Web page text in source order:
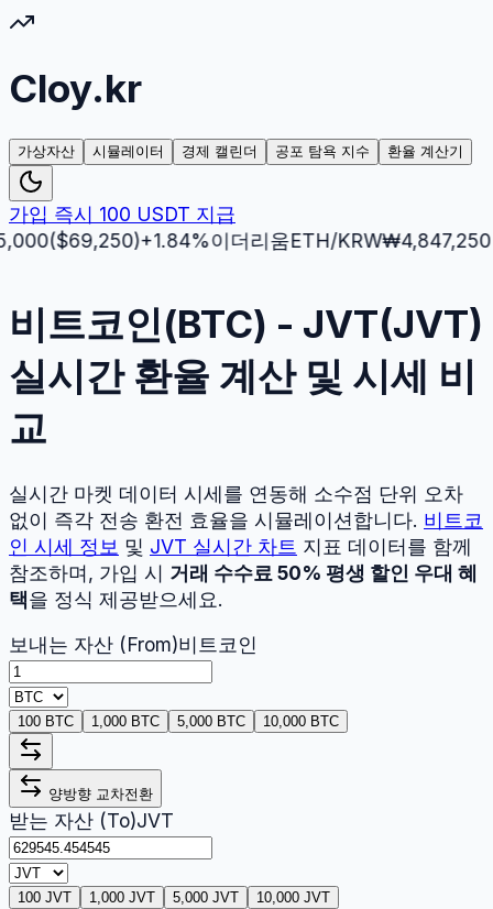
Cloy.kr
가상자산 시뮬레이터 경제 캘린더 공포 탐욕 지수 환율 계산기
가입 즉시 100 USDT 지급
($69,250)+1.84%이더리움ETH/KRW₩4,847,250($
비트코인(BTC) - JVT(JVT)
실시간 환율 계산 및 시세 비
교
실시간 마켓 데이터 시세를 연동해 소수점 단위 오차
없이 즉각 전송 환전 효율을 시뮬레이션합니다. 비트코
인 시세 정보 및 JVT 실시간 차트 지표 데이터를 함께
참조하며, 가입 시 거래 수수료 50% 평생 할인 우대 혜
택을 정식 제공받으세요.
보내는 자산 (From)비트코인
100 BTC 1,000 BTC 5,000 BTC 10,000 BTC
양방향 교차전환
받는 자산 (To)JVT
100 JVT 1,000 JVT 5,000 JVT 10,000 JVT